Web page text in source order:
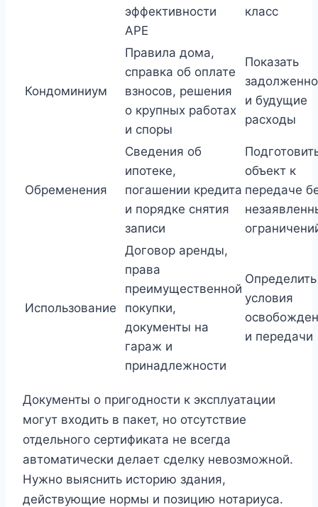
эффективности
APE
класс
Кондоминиум
Правила дома,
справка об оплате
взносов, решения
о крупных работах
и споры
Показать
и будущие
расходы
Обременения
Сведения об
ипотеке,
погашении кредита
и порядке снятия
записи
объект к
передаче
Использование
Договор аренды,
права
преимущественной
покупки,
документы на
гараж и
принадлежности
Определить
условия
и передачи
Документы о пригодности к эксплуатации
могут входить в пакет, но отсутствие
отдельного сертификата не всегда
автоматически делает сделку невозможной.
Нужно выяснить историю здания,
действующие нормы и позицию нотариуса.